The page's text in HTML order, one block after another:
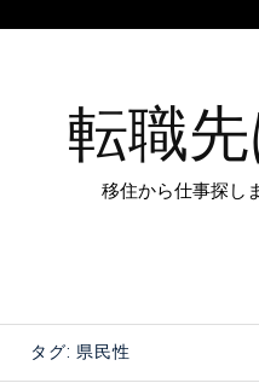
転職
移住から仕事探し
タグ: 県民性